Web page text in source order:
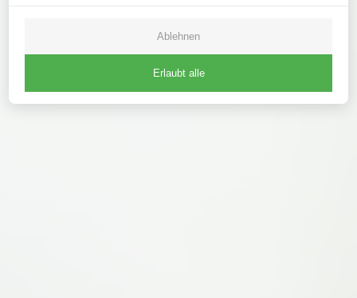
Ablehnen
Erlaubt alle